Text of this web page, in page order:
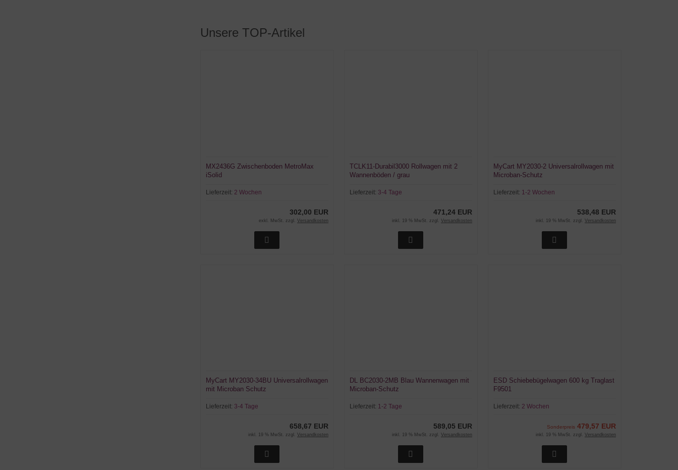
Unsere TOP-Artikel
MX2436G Zwischenboden MetroMax
iSolid
Lieferzeit: 2 Wochen
302,00 EUR
exkl. MwSt. zzgl. Versandkosten
TCLK11-Durabil3000 Rollwagen mit 2
Wannenböden / grau
Lieferzeit: 3-4 Tage
471,24 EUR
inkl. 19 % MwSt. zzgl. Versandkosten
MyCart MY2030-2 Universalrollwagen mit
Microban-Schutz
Lieferzeit: 1-2 Wochen
538,48 EUR
inkl. 19 % MwSt. zzgl. Versandkosten
MyCart MY2030-34BU Universalrollwagen
mit Microban Schutz
Lieferzeit: 3-4 Tage
658,67 EUR
inkl. 19 % MwSt. zzgl. Versandkosten
DL BC2030-2MB Blau Wannenwagen mit
Microban-Schutz
Lieferzeit: 1-2 Tage
589,05 EUR
inkl. 19 % MwSt. zzgl. Versandkosten
ESD Schiebebügelwagen 600 kg Traglast
F9501
Lieferzeit: 2 Wochen
Sonderpreis 479,57 EUR
inkl. 19 % MwSt. zzgl. Versandkosten